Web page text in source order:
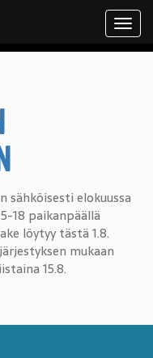
elokuussa
18 paikanpäällä
löytyy tästä 1.8.
mukaan
15.8.